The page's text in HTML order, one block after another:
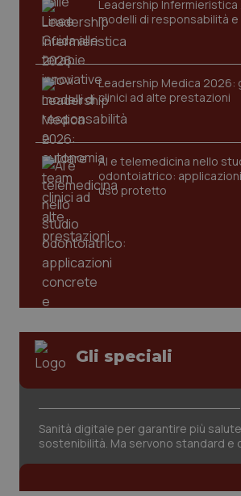
Leadership Infermieristica
modelli di responsabilità
Leadership Medica 2026:
clinici ad alte prestazioni
AI e telemedicina nello
odontoiatrico:
uso protetto
Gli speciali
Sanità digitale per garantire più
sostenibilità. Ma servono standard e
CookieScriptConsent
tracking-sites-ironfish-